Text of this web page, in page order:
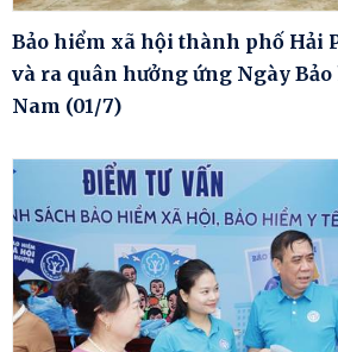
Bảo hiểm xã hội thành phố Hải
và ra quân hưởng ứng Ngày
Nam (01/7)